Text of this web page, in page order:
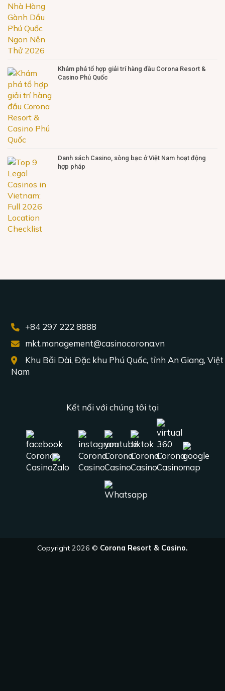
Khám phá tổ hợp giải trí hàng đầu Corona Resort &
Casino Phú Quốc
Danh sách Casino, sòng bạc ở Việt Nam hoạt động
hợp pháp
+84 297 222 8888
mkt.management@casinocorona.vn
Khu Bãi Dài, Đặc khu Phú Quốc, tỉnh An Giang, Việt
Nam
Kết nối với chúng tôi tại
Copyright 2026 © Corona Resort & Casino.